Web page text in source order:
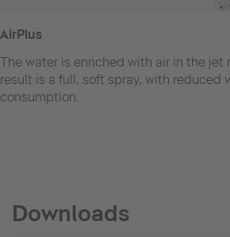
AirPlus
The water is enriched with air in the jet
result is a full, soft spray, with reduced
consumption.
Downloads